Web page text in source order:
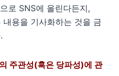
로 SNS에 올린다든지,
용을 기사화하는 것을 금
주관성(혹은 당파성)에 관